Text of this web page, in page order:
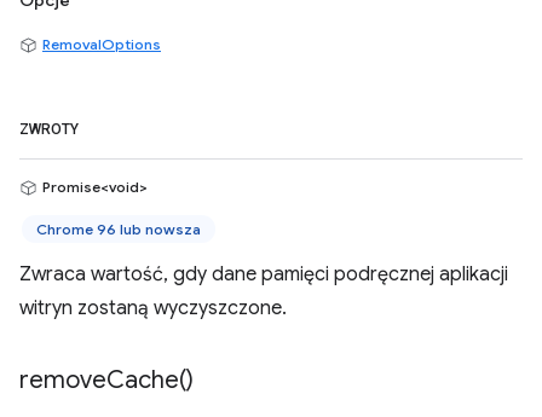
RemovalOptions
ZWROTY
Promise<void>
Chrome 96 lub nowsza
Zwraca wartość, gdy dane pamięci podręcznej aplikacji
witryn zostaną wyczyszczone.
removeCache()